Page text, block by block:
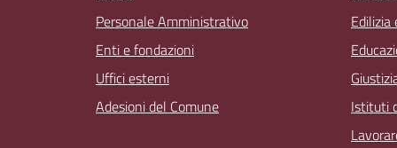
Personale Amministrativo
Enti e fondazioni
Uffici esterni
Adesioni del Comune
Edilizia
Istituti